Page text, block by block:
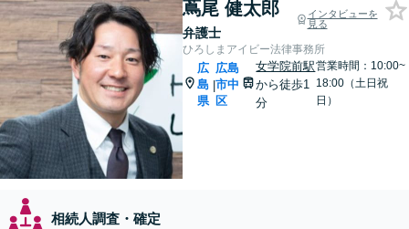
蔦尾 健太郎
弁護士
インタビューを
見る
ひろしまアイビー法律事務所
広
島
県
|
広島
市中
区
女学院前駅
から徒歩1
分
営業時間：10:00~
18:00（土日祝
日）
相続人調査・確定